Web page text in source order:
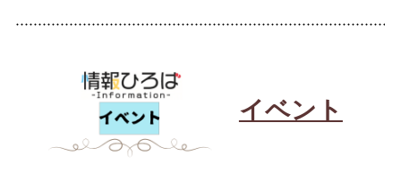
イベント